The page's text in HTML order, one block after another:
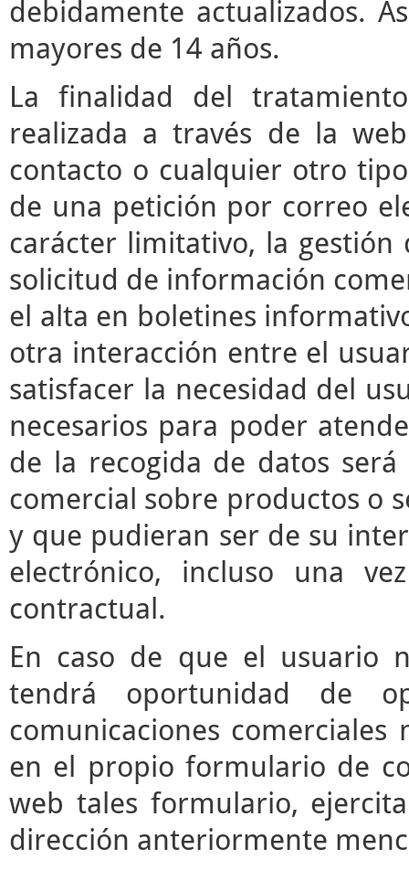
debidamente actualizados.
mayores de 14 años.
La finalidad del
realizada a través de la
contacto o cualquier otro
de una petición por correo
carácter limitativo, la
solicitud de información
el alta en boletines
otra interacción entre el
satisfacer la necesidad del
necesarios para poder
de la recogida de datos
comercial sobre productos o
y que pudieran ser de su
electrónico, incluso una
contractual.
En caso de que el usuario
tendrá oportunidad de
comunicaciones
en el propio formulario de
web tales formulario,
dirección anteriormente